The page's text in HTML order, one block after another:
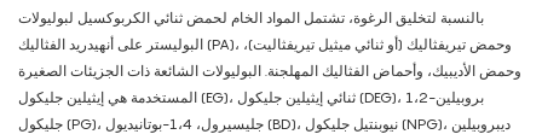
بالنسبة لتخليق الرغوة، تشتمل المواد الخام لحمض ثنائي الكربوكسيل لبوليولات
البوليستر على أنهيدريد الفثاليك (PA)، وحمض تيريفثاليك (أو ثنائي ميثيل تيريفثاليت)،
وحمض الأديبيك، وأحماض الفثاليك المهلجنة. البوليولات الشائعة ذات الجزيئات الصغيرة
المستخدمة هي إيثيلين جليكول (EG)، ثنائي إيثيلين جليكول (DEG)، 1،2-بروبيلين
جليكول (PG)، جليسيرول، 1،4-بوتانيديول (BD)، نيوبنتيل جليكول (NPG)، ديبروبيلين